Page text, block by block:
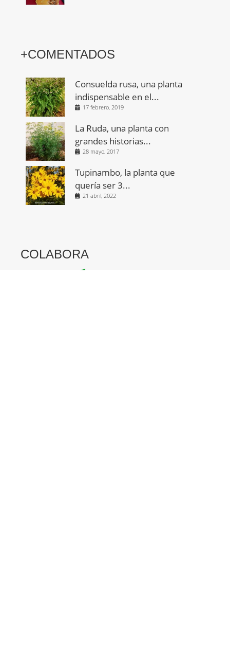
+COMENTADOS
Consuelda rusa, una planta
indispensable en el...
17 febrero, 2019
La Ruda, una planta con
grandes historias...
28 mayo, 2017
Tupinambo, la planta que
quería ser 3...
21 abril, 2022
COLABORA